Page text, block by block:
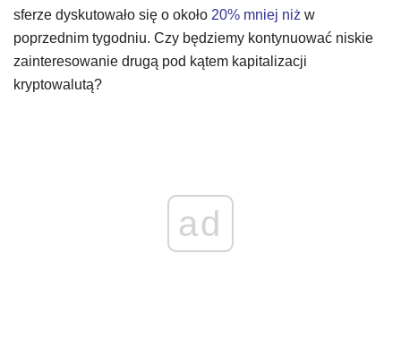
sferze dyskutowało się o około 20% mniej niż w
poprzednim tygodniu. Czy będziemy kontynuować niskie
zainteresowanie drugą pod kątem kapitalizacji
kryptowalutą?
ad